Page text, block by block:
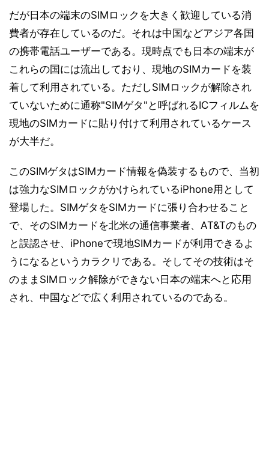
だが日本の端末のSIMロックを大きく歓迎している消
費者が存在しているのだ。それは中国などアジア各国
の携帯電話ユーザーである。現時点でも日本の端末が
これらの国には流出しており、現地のSIMカードを装
着して利用されている。ただしSIMロックが解除され
ていないために通称"SIMゲタ"と呼ばれるICフィルムを
現地のSIMカードに貼り付けて利用されているケース
が大半だ。
このSIMゲタはSIMカード情報を偽装するもので、当初
は強力なSIMロックがかけられているiPhone用として
登場した。SIMゲタをSIMカードに張り合わせること
で、そのSIMカードを北米の通信事業者、AT&Tのもの
と誤認させ、iPhoneで現地SIMカードが利用できるよ
うになるというカラクリである。そしてその技術はそ
のままSIMロック解除ができない日本の端末へと応用
され、中国などで広く利用されているのである。